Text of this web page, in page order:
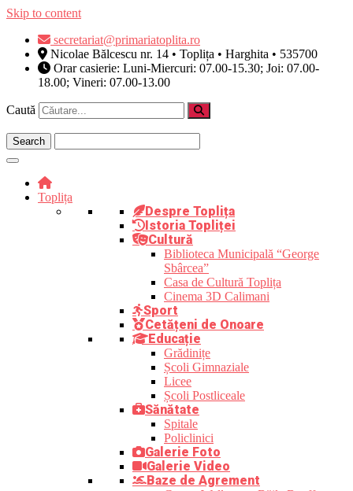
Skip to content
secretariat@primariatoplita.ro
Nicolae Bălcescu nr. 14 • Toplița • Harghita • 535700
Orar casierie: Luni-Miercuri: 07.00-15.30; Joi: 07.00-
18.00; Vineri: 07.00-13.00
Caută
Toplița
Despre Toplița
Istoria Topliței
Cultură
Biblioteca Municipală “George
Sbârcea”
Casa de Cultură Toplița
Cinema 3D Calimani
Sport
Cetățeni de Onoare
Educație
Grădinițe
Școli Gimnaziale
Licee
Școli Postliceale
Sănătate
Spitale
Policlinici
Galerie Foto
Galerie Video
Baze de Agrement